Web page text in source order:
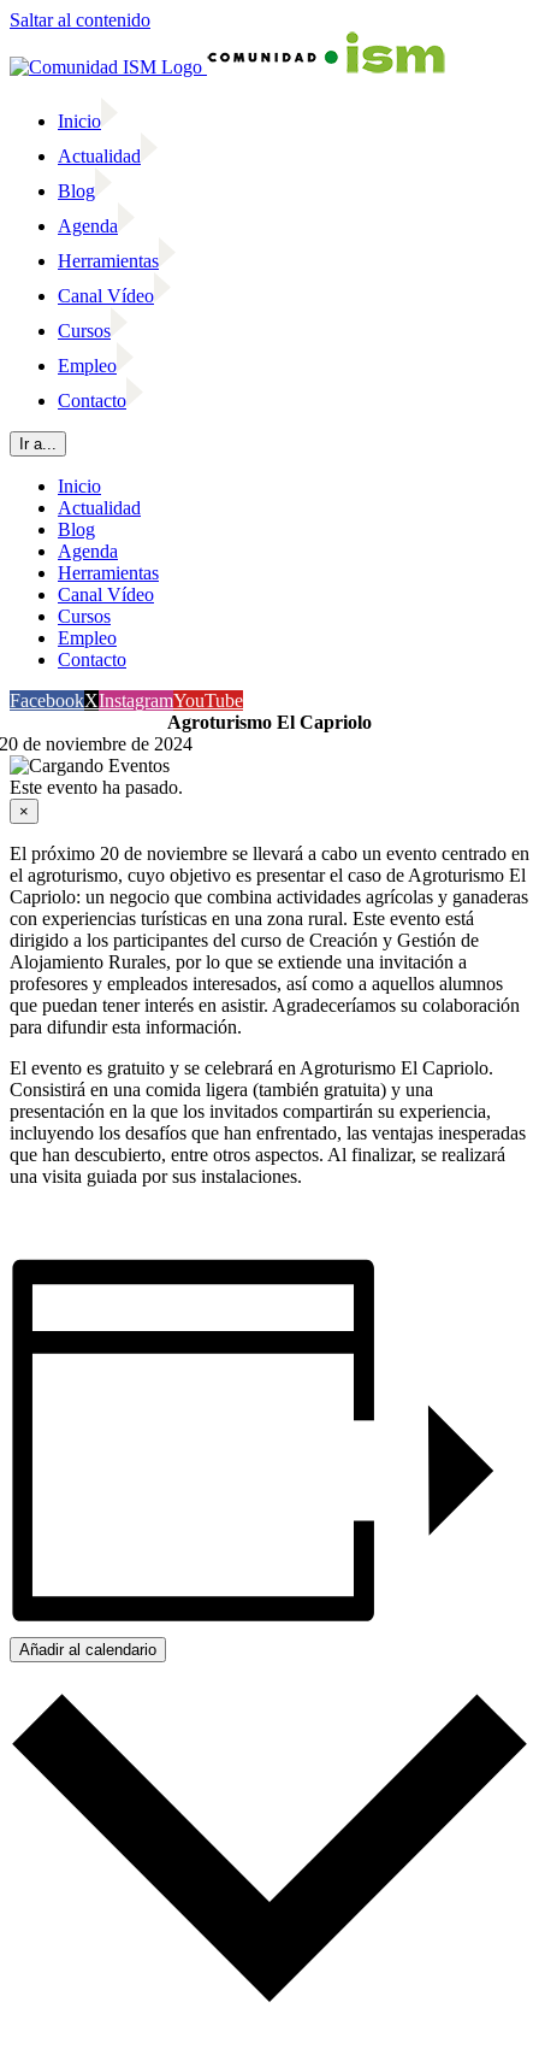
Saltar al contenido
Inicio
Actualidad
Blog
Agenda
Herramientas
Canal Vídeo
Cursos
Empleo
Contacto
Ir a...
Inicio
Actualidad
Blog
Agenda
Herramientas
Canal Vídeo
Cursos
Empleo
Contacto
FacebookXInstagramYouTube
Agroturismo El Capriolo
20 de noviembre de 2024
Este evento ha pasado.
×
El próximo 20 de noviembre se llevará a cabo un evento centrado en
el agroturismo, cuyo objetivo es presentar el caso de Agroturismo El
Capriolo: un negocio que combina actividades agrícolas y ganaderas
con experiencias turísticas en una zona rural. Este evento está
dirigido a los participantes del curso de Creación y Gestión de
Alojamiento Rurales, por lo que se extiende una invitación a
profesores y empleados interesados, así como a aquellos alumnos
que puedan tener interés en asistir. Agradeceríamos su colaboración
para difundir esta información.
El evento es gratuito y se celebrará en Agroturismo El Capriolo.
Consistirá en una comida ligera (también gratuita) y una
presentación en la que los invitados compartirán su experiencia,
incluyendo los desafíos que han enfrentado, las ventajas inesperadas
que han descubierto, entre otros aspectos. Al finalizar, se realizará
una visita guiada por sus instalaciones.
Añadir al calendario